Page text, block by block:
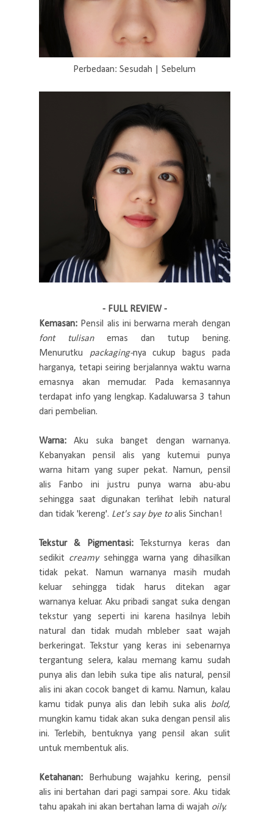
Perbedaan: Sesudah | Sebelum
- FULL REVIEW -
Kemasan: Pensil alis ini berwarna merah dengan
font tulisan emas dan tutup bening.
Menurutku packaging-nya cukup bagus pada
harganya, tetapi seiring berjalannya waktu warna
emasnya akan memudar. Pada kemasannya
terdapat info yang lengkap. Kadaluwarsa 3 tahun
dari pembelian.
Warna:Aku suka banget dengan warnanya.
Kebanyakan pensil alis yang kutemui punya
warna hitam yang super pekat. Namun, pensil
alis Fanbo ini justru punya warna abu-abu
sehingga saat digunakan terlihat lebih natural
dan tidak 'kereng'. Let's say bye toalis Sinchan!
Tekstur & Pigmentasi:Teksturnya keras dan
sedikit creamy sehingga warna yang dihasilkan
tidak pekat. Namun warnanya masih mudah
keluar sehingga tidak harus ditekan agar
warnanya keluar. Aku pribadi sangat suka dengan
tekstur yang seperti ini karena hasilnya lebih
natural dan tidak mudah mbleber saat wajah
berkeringat. Tekstur yang keras ini sebenarnya
tergantung selera, kalau memang kamu sudah
punya alis dan lebih suka tipe alis natural, pensil
alis ini akan cocok banget di kamu. Namun, kalau
kamu tidak punya alis dan lebih suka alis bold,
mungkin kamu tidak akan suka dengan pensil alis
ini. Terlebih, bentuknya yang pensil akan sulit
untuk membentuk alis.
Ketahanan:
Berhubung wajahku kering, pensil
alis ini bertahan dari pagi sampai sore. Aku tidak
tahu apakah ini akan bertahan lama di wajah oily.